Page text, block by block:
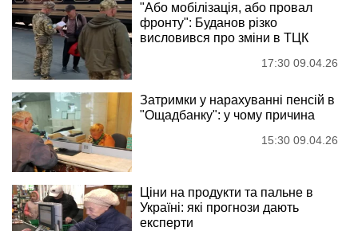
"Або мобілізація, або провал
фронту": Буданов різко
висловився про зміни в ТЦК
17:30 09.04.26
Затримки у нарахуванні пенсій в
"Ощадбанку": у чому причина
15:30 09.04.26
Ціни на продукти та пальне в
Україні: які прогнози дають
експерти